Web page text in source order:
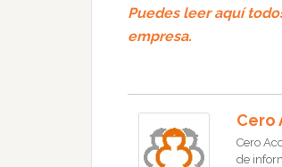
Puedes leer aquí
empresa.
Cero
Cero
de